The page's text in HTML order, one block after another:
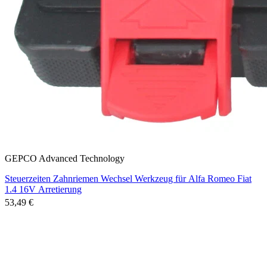
GEPCO Advanced Technology
Steuerzeiten Zahnriemen Wechsel Werkzeug für Alfa Romeo Fiat
1.4 16V Arretierung
53,49 €